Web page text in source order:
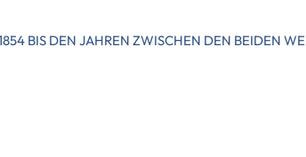
BIS DEN JAHREN ZWISCHEN DEN BEIDEN